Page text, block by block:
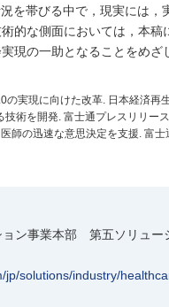
を帯びる中で，現実には
的な側面においては，本
現の一助となることをめざ
実現に向けた改革. 日本経済再
術を開発. 富士通プレスリリー
師の迅速な意思決定を支援. 富士
ョン事業本部 第五ソリュ
jp/solutions/industry/